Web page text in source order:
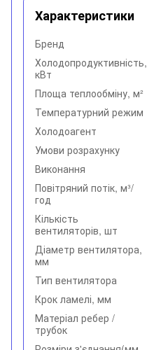
Характеристики
Бренд
Холодопродуктивність,
кВт
Площа теплообміну, м²
Температурний режим
Холодоагент
Умови розрахунку
Виконання
Повітряний потік, м³/
год
Кількість
вентиляторів, шт
Діаметр вентилятора,
мм
Тип вентилятора
Крок ламелі, мм
Матеріал ребер /
трубок